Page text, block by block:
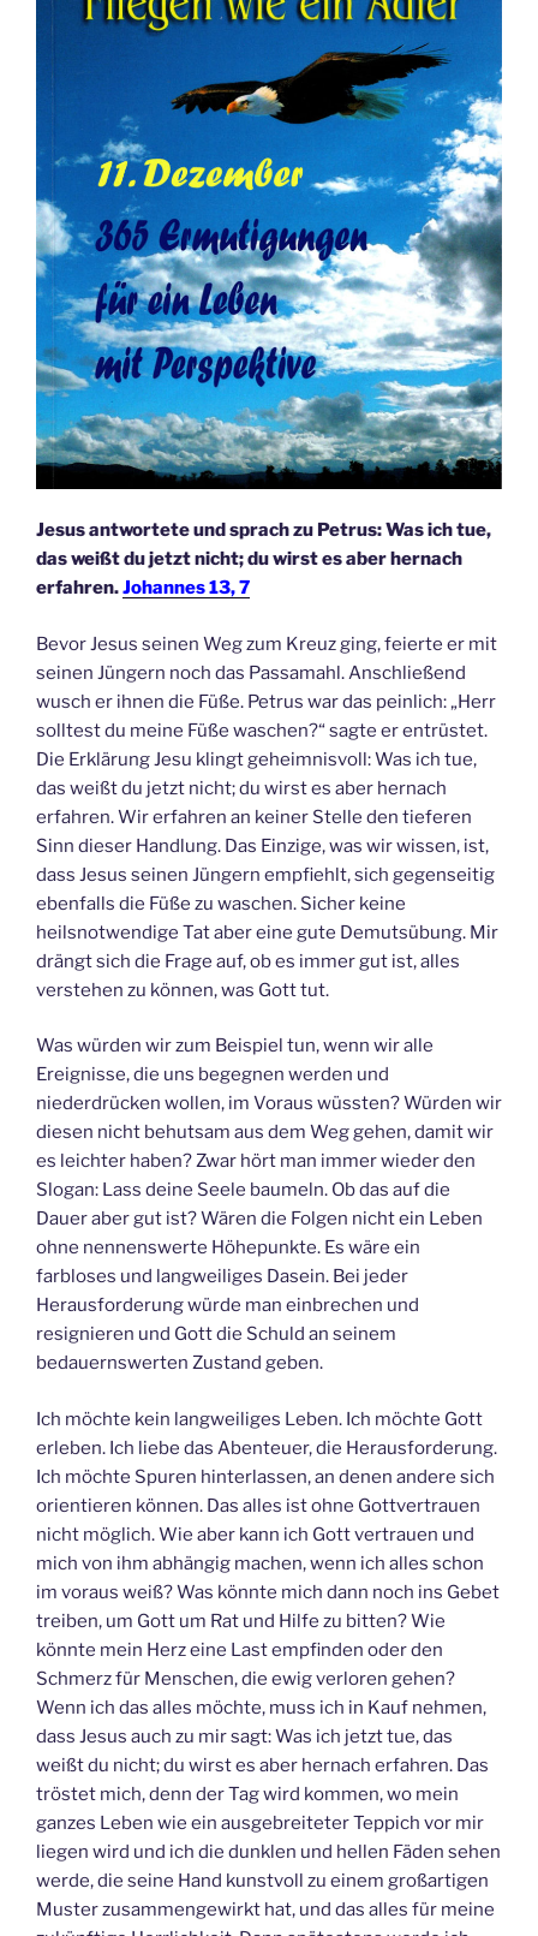
Jesus antwortete und sprach zu Petrus: Was ich tue,
das weißt du jetzt nicht; du wirst es aber hernach
erfahren.Johannes 13, 7
Bevor Jesus seinen Weg zum Kreuz ging, feierte er mit
seinen Jüngern noch das Passamahl. Anschließend
wusch er ihnen die Füße. Petrus war das peinlich: „Herr
solltest du meine Füße waschen?“ sagte er entrüstet.
Die Erklärung Jesu klingt geheimnisvoll: Was ich tue,
das weißt du jetzt nicht; du wirst es aber hernach
erfahren. Wir erfahren an keiner Stelle den tieferen
Sinn dieser Handlung. Das Einzige, was wir wissen, ist,
dass Jesus seinen Jüngern empfiehlt, sich gegenseitig
ebenfalls die Füße zu waschen. Sicher keine
heilsnotwendige Tat aber eine gute Demutsübung. Mir
drängt sich die Frage auf, ob es immer gut ist, alles
verstehen zu können, was Gott tut.
Was würden wir zum Beispiel tun, wenn wir alle
Ereignisse, die uns begegnen werden und
niederdrücken wollen, im Voraus wüssten? Würden wir
diesen nicht behutsam aus dem Weg gehen, damit wir
es leichter haben? Zwar hört man immer wieder den
Slogan: Lass deine Seele baumeln. Ob das auf die
Dauer aber gut ist? Wären die Folgen nicht ein Leben
ohne nennenswerte Höhepunkte. Es wäre ein
farbloses und langweiliges Dasein. Bei jeder
Herausforderung würde man einbrechen und
resignieren und Gott die Schuld an seinem
bedauernswerten Zustand geben.
Ich möchte kein langweiliges Leben. Ich möchte Gott
erleben. Ich liebe das Abenteuer, die Herausforderung.
Ich möchte Spuren hinterlassen, an denen andere sich
orientieren können. Das alles ist ohne Gottvertrauen
nicht möglich. Wie aber kann ich Gott vertrauen und
mich von ihm abhängig machen, wenn ich alles schon
im voraus weiß? Was könnte mich dann noch ins Gebet
treiben, um Gott um Rat und Hilfe zu bitten? Wie
könnte mein Herz eine Last empfinden oder den
Schmerz für Menschen, die ewig verloren gehen?
Wenn ich das alles möchte, muss ich in Kauf nehmen,
dass Jesus auch zu mir sagt: Was ich jetzt tue, das
weißt du nicht; du wirst es aber hernach erfahren. Das
tröstet mich, denn der Tag wird kommen, wo mein
ganzes Leben wie ein ausgebreiteter Teppich vor mir
liegen wird und ich die dunklen und hellen Fäden sehen
werde, die seine Hand kunstvoll zu einem großartigen
Muster zusammengewirkt hat, und das alles für meine